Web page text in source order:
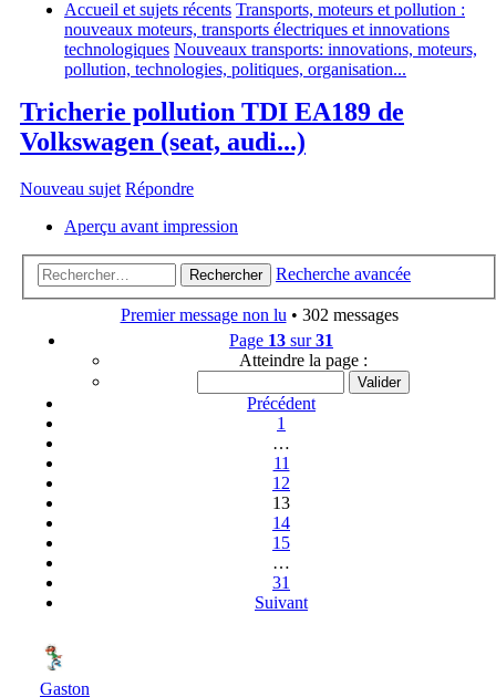
Accueil et sujets récents Transports, moteurs et pollution :
nouveaux moteurs, transports électriques et innovations
technologiques Nouveaux transports: innovations, moteurs,
pollution, technologies, politiques, organisation...
Tricherie pollution TDI EA189 de
Volkswagen (seat, audi...)
Nouveau sujet Répondre
Aperçu avant impression
Rechercher Recherche avancée
Premier message non lu • 302 messages
Page 13 sur31
Atteindre la page :
Précédent
1
…
11
12
13
14
15
…
31
Suivant
Gaston